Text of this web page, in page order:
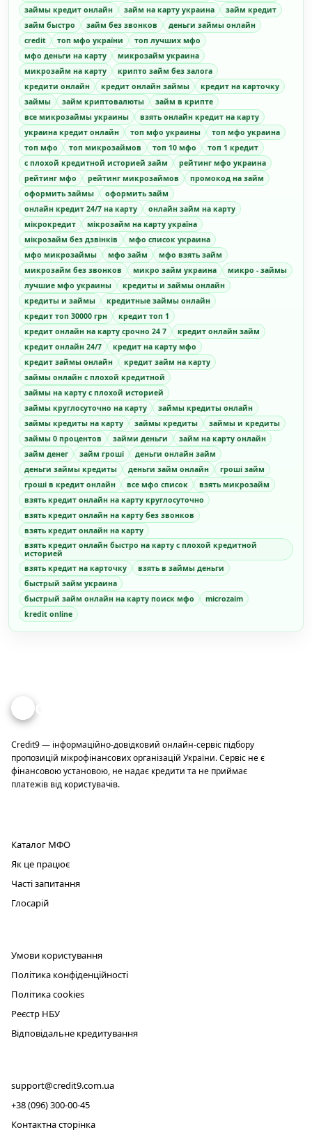
займы кредит онлайн
займ на карту украина
займ кредит
займ быстро
займ без звонков
деньги займы онлайн
credit
топ мфо україни
топ лучших мфо
мфо деньги на карту
микрозайм украина
микрозайм на карту
крипто займ без залога
кредити онлайн
кредит онлайн займы
кредит на карточку
займы
займ криптовалюты
займ в крипте
все микрозаймы украины
взять онлайн кредит на карту
украина кредит онлайн
топ мфо украины
топ мфо украина
топ мфо
топ микрозаймов топ 10 мфо
топ 1 кредит
с плохой кредитной историей займ
рейтинг мфо украина
рейтинг мфо
рейтинг микрозаймов
промокод на займ
оформить займы
оформить займ
онлайн кредит 24/7 на карту
онлайн займ на карту
мікрокредит
мікрозайм на карту україна
мікрозайм без дзвінків
мфо список украина
мфо микрозаймы
мфо займ
мфо взять займ
микрозайм без звонков
микро займ украина
микро - займы
лучшие мфо украины
кредиты и займы онлайн
кредиты и займы
кредитные займы онлайн
кредит топ 30000 грн
кредит топ 1
кредит онлайн на карту срочно 24 7
кредит онлайн займ
кредит онлайн 24/7
кредит на карту мфо
кредит займы онлайн
кредит займ на карту
займы онлайн с плохой кредитной
займы на карту с плохой историей
займы круглосуточно на карту
займы кредиты онлайн
займы кредиты на карту
займы кредиты
займы и кредиты
займы 0 процентов
займи деньги
займ на карту онлайн
займ денег
займ гроші
деньги онлайн займ
деньги займы кредиты
деньги займ онлайн
гроші займ
гроші в кредит онлайн
все мфо список
взять микрозайм
взять кредит онлайн на карту круглосуточно
взять кредит онлайн на карту без звонков
взять кредит онлайн на карту
взять кредит онлайн быстро на карту с плохой кредитной
историей
взять кредит на карточку
взять в займы деньги
быстрый займ украина
быстрый займ онлайн на карту поиск мфо
microzaim
kredit online
Credit
Credit9 — інформаційно-довідковий онлайн-сервіс підбору
пропозицій мікрофінансових організацій України. Сервіс не є
фінансовою установою, не надає кредити та не приймає
платежів від користувачів.
Каталог МФО
Як це працює
Часті запитання
Глосарій
Умови користування
Політика конфіденційності
Політика cookies
Реєстр НБУ
Відповідальне кредитування
support@credit9.com.ua
+38 (096) 300-00-45
Контактна сторінка